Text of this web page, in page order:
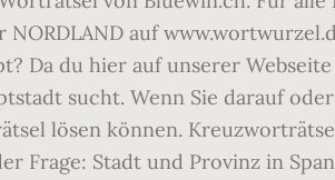
auf
Da du hier auf unserer
sucht. Wenn Sie darauf
lösen können.
Frage: Stadt und Provinz in